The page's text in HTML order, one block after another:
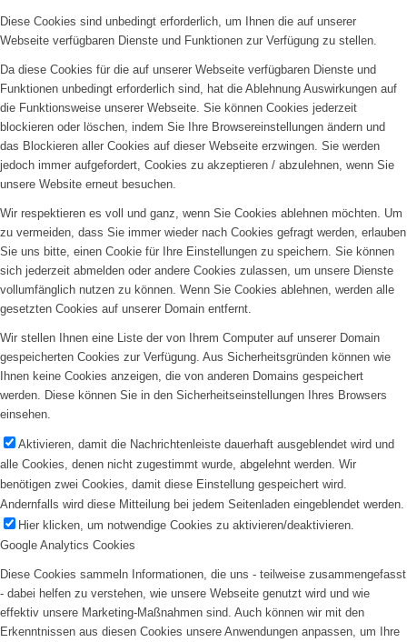
Diese Cookies sind unbedingt erforderlich, um Ihnen die auf unserer
Webseite verfügbaren Dienste und Funktionen zur Verfügung zu stellen.
Da diese Cookies für die auf unserer Webseite verfügbaren Dienste und
Funktionen unbedingt erforderlich sind, hat die Ablehnung Auswirkungen auf
die Funktionsweise unserer Webseite. Sie können Cookies jederzeit
blockieren oder löschen, indem Sie Ihre Browsereinstellungen ändern und
das Blockieren aller Cookies auf dieser Webseite erzwingen. Sie werden
jedoch immer aufgefordert, Cookies zu akzeptieren / abzulehnen, wenn Sie
unsere Website erneut besuchen.
Wir respektieren es voll und ganz, wenn Sie Cookies ablehnen möchten. Um
zu vermeiden, dass Sie immer wieder nach Cookies gefragt werden, erlauben
Sie uns bitte, einen Cookie für Ihre Einstellungen zu speichern. Sie können
sich jederzeit abmelden oder andere Cookies zulassen, um unsere Dienste
vollumfänglich nutzen zu können. Wenn Sie Cookies ablehnen, werden alle
gesetzten Cookies auf unserer Domain entfernt.
Wir stellen Ihnen eine Liste der von Ihrem Computer auf unserer Domain
gespeicherten Cookies zur Verfügung. Aus Sicherheitsgründen können wie
Ihnen keine Cookies anzeigen, die von anderen Domains gespeichert
werden. Diese können Sie in den Sicherheitseinstellungen Ihres Browsers
einsehen.
Aktivieren, damit die Nachrichtenleiste dauerhaft ausgeblendet wird und
alle Cookies, denen nicht zugestimmt wurde, abgelehnt werden. Wir
benötigen zwei Cookies, damit diese Einstellung gespeichert wird.
Andernfalls wird diese Mitteilung bei jedem Seitenladen eingeblendet werden.
Hier klicken, um notwendige Cookies zu aktivieren/deaktivieren.
Google Analytics Cookies
Diese Cookies sammeln Informationen, die uns - teilweise zusammengefasst
- dabei helfen zu verstehen, wie unsere Webseite genutzt wird und wie
effektiv unsere Marketing-Maßnahmen sind. Auch können wir mit den
Erkenntnissen aus diesen Cookies unsere Anwendungen anpassen, um Ihre